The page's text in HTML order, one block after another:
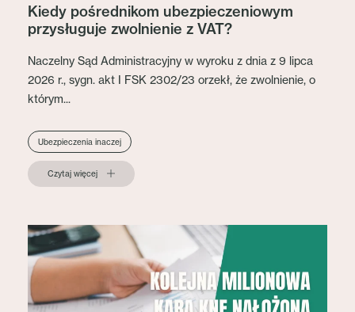
Kiedy pośrednikom ubezpieczeniowym
przysługuje zwolnienie z VAT?
Naczelny Sąd Administracyjny w wyroku z dnia z 9 lipca
2026 r., sygn. akt I FSK 2302/23 orzekł, że zwolnienie, o
którym...
Ubezpieczenia inaczej
Czytaj więcej